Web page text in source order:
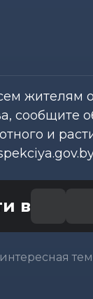
жителям
сообщите
и
в